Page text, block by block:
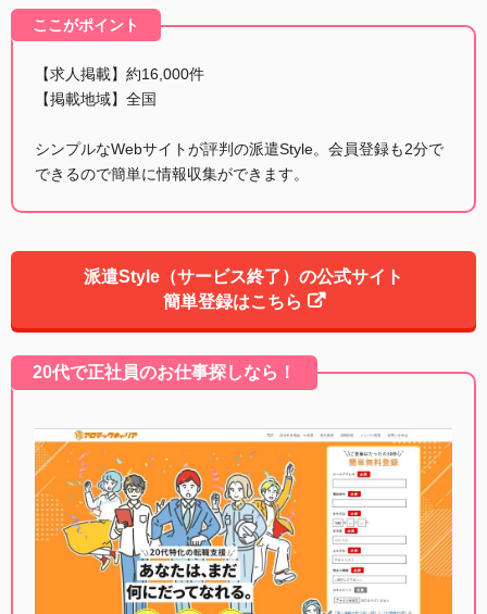
ここがポイント
【求人掲載】約16,000件
【掲載地域】全国
シンプルなWebサイトが評判の派遣Style。会員登録も2分で
できるので簡単に情報収集ができます。
派遣Style（サービス終了）の公式サイト
簡単登録はこちら
20代で正社員のお仕事探しなら！